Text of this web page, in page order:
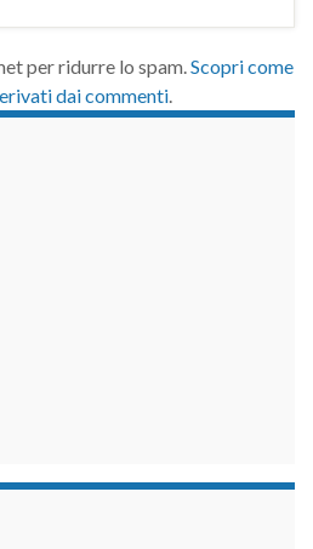
per ridurre lo spam. Scopri come
dai commenti